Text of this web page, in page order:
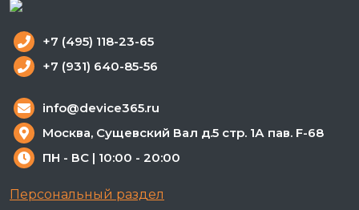
+7 (495) 118-23-65
+7 (931) 640-85-56
info@device365.ru
Москва, Сущевский Вал д.5 стр. 1А пав. F-68
ПН - ВС | 10:00 - 20:00
Персональный раздел